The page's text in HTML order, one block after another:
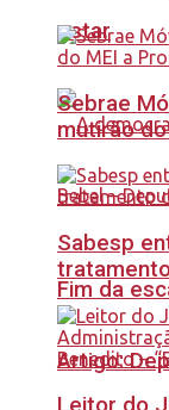
estar
Fim da
Artigo:
Sebrae
mutirão
Sabesp
Leitor do